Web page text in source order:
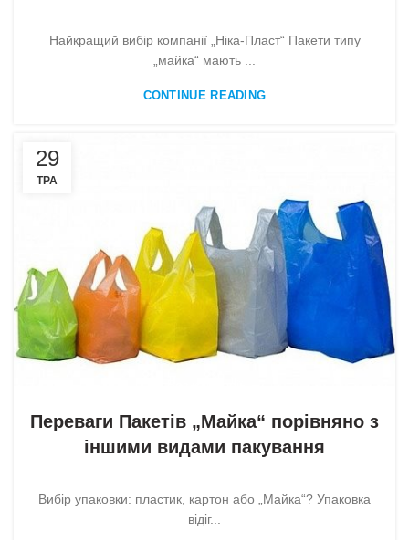
Найкращий вибір компанії „Ніка-Пласт“ Пакети типу
„майка“ мають ...
CONTINUE READING
29
ТРА
Переваги Пакетів „Майка“ порівняно з
іншими видами пакування
Вибір упаковки: пластик, картон або „Майка“? Упаковка
відіг...